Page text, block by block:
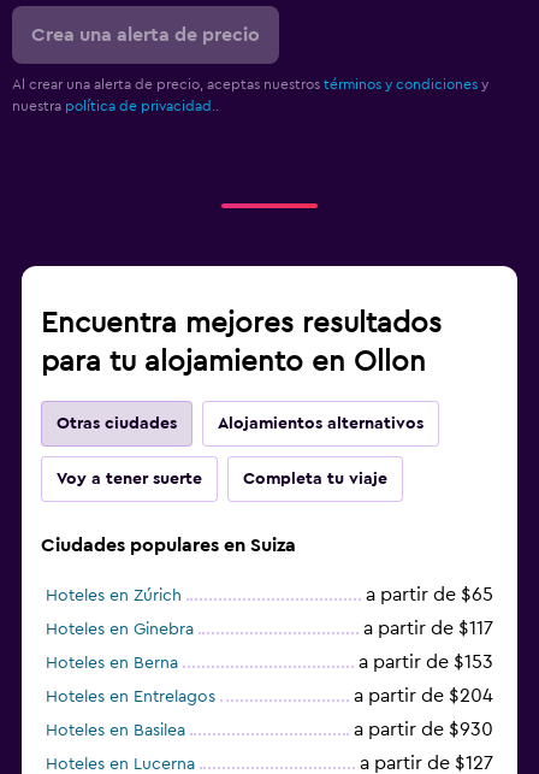
Crea una alerta de precio
Al crear una alerta de precio, aceptas nuestros términos y condiciones y
nuestra política de privacidad.
Encuentra mejores resultados
para tu alojamiento en Ollon
Otras ciudades Alojamientos alternativos
Voy a tener suerte Completa tu viaje
Ciudades populares en Suiza
Hoteles en Zúrich a partir de $65
Hoteles en Ginebra a partir de $117
Hoteles en Berna a partir de $153
Hoteles en Entrelagos a partir de $204
Hoteles en Basilea a partir de $930
Hoteles en Lucerna a partir de $127